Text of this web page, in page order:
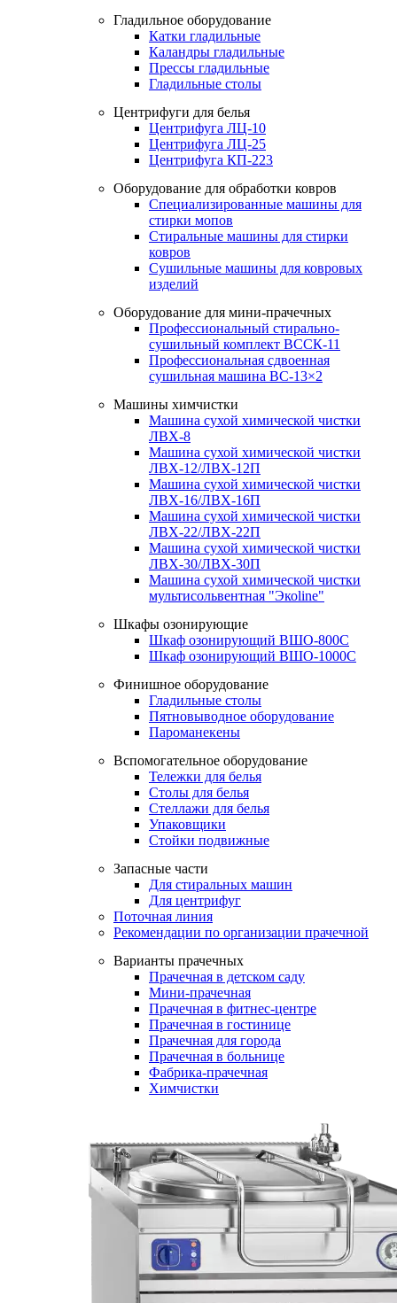
Гладильное оборудование
Катки гладильные
Каландры гладильные
Прессы гладильные
Гладильные столы
Центрифуги для белья
Центрифуга ЛЦ-10
Центрифуга ЛЦ-25
Центрифуга КП-223
Оборудование для обработки ковров
Специализированные машины для
стирки мопов
Стиральные машины для стирки
ковров
Сушильные машины для ковровых
изделий
Оборудование для мини-прачечных
Профессиональный стирально-
сушильный комплект ВССК-11
Профессиональная сдвоенная
сушильная машина ВС-13×2
Машины химчистки
Машина сухой химической чистки
ЛВХ-8
Машина сухой химической чистки
ЛВХ-12/ЛВХ-12П
Машина сухой химической чистки
ЛВХ-16/ЛВХ-16П
Машина сухой химической чистки
ЛВХ-22/ЛВХ-22П
Машина сухой химической чистки
ЛВХ-30/ЛВХ-30П
Машина сухой химической чистки
мультисольвентная "Экоline"
Шкафы озонирующие
Шкаф озонирующий ВШО-800С
Шкаф озонирующий ВШО-1000С
Финишное оборудование
Гладильные столы
Пятновыводное оборудование
Пароманекены
Вспомогательное оборудование
Тележки для белья
Столы для белья
Стеллажи для белья
Упаковщики
Стойки подвижные
Запасные части
Для стиральных машин
Для центрифуг
Поточная линия
Рекомендации по организации прачечной
Варианты прачечных
Прачечная в детском саду
Мини-прачечная
Прачечная в фитнес-центре
Прачечная в гостинице
Прачечная для города
Прачечная в больнице
Фабрика-прачечная
Химчистки